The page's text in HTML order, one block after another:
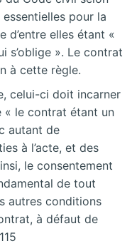
pour la
d’entre elles étant «
s’oblige ». Le contrat
à cette règle.
celui-ci doit incarner
« le contrat étant un
autant de
à l’acte, et des
le consentement
de tout
autres conditions
à défaut de